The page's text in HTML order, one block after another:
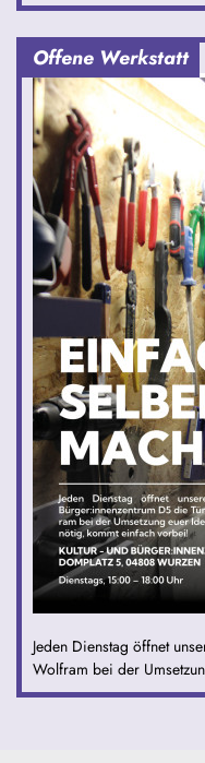
Offene Werkstatt
Jeden Dienstag öffnet
Wolfram bei der